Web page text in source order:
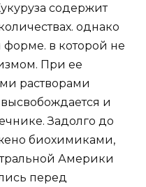
содержит
однако
форме. в которой не
При ее
растворами
и
Задолго до
биохимиками,
Америки
перед